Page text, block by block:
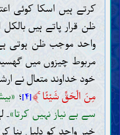
کرتے ہیں اسکا کوئی
ظن قرار پاتے ہیں
واحد موجب ظن ہوتی
مربوط چیزوں میں
خود خداوند متعال نے
مِنَ الْحَقِّ شَيْئًا ۚ﴾[۴] ؛
سے بے نیاز نہیں کرتا»۔
خبر واحد کو دلیل بنا